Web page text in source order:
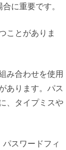
に重要です。
ことがありま
み合わせを使用
あります。パス
、タイプミスや
スワードフィ